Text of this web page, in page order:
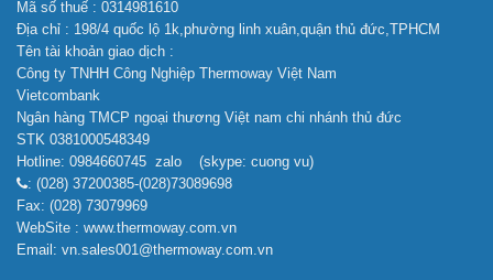
Mã số thuế : 0314981610
Địa chỉ : 198/4 quốc lộ 1k,phường linh xuân,quận thủ đức,TPHCM
Tên tài khoản giao dịch :
Công ty TNHH Công Nghiệp Thermoway Việt Nam
Vietcombank
Ngân hàng TMCP ngoại thương Việt nam chi nhánh thủ đức
STK 0381000548349
Hotline: 0984660745 zalo (skype: cuong vu)
: (028) 37200385-(028)73089698
Fax: (028) 73079969
WebSite : www.thermoway.com.vn
Email: vn.sales001@thermoway.com.vn